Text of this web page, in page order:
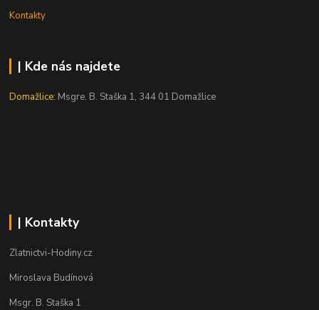
Kontakty
| Kde nás najdete
Domažlice: Msgre. B. Staška 1, 344 01 Domažlice
| Kontakty
Zlatnictvi-Hodiny.cz
Miroslava Budínová
Msgr. B. Staška 1